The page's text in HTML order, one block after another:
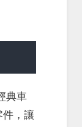
典車
件，讓